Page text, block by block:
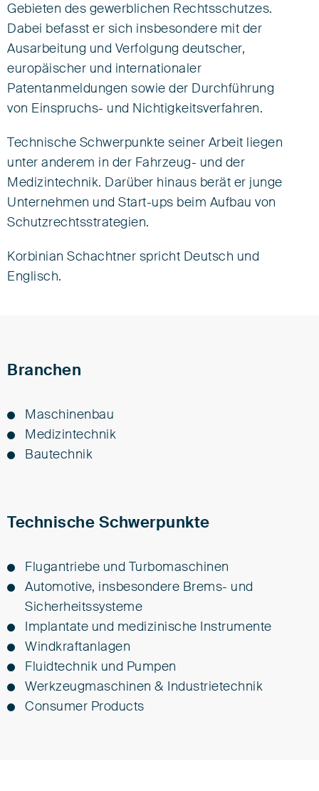
Gebieten des gewerblichen Rechtsschutzes.
Dabei befasst er sich insbesondere mit der
Ausarbeitung und Verfolgung deutscher,
europäischer und internationaler
Patentanmeldungen sowie der Durchführung
von Einspruchs- und Nichtigkeitsverfahren.
Technische Schwerpunkte seiner Arbeit liegen
unter anderem in der Fahrzeug- und der
Medizintechnik. Darüber hinaus berät er junge
Unternehmen und Start-ups beim Aufbau von
Schutzrechtsstrategien.
Korbinian Schachtner spricht Deutsch und
Englisch.
Patentanwalt
European Patent Attorney
European Trade Mark and Design Attorney
Vertreter vor dem UPC
Senior Associate
kschachtner@eisenfuhr.com

vCard herunterladen ›
Eisenführ Speiser
Gollierstraße 4
Branchen
Ma­schi­nen­bau
Me­diz­in­tech­nik
Bau­tech­nik
Technische Schwerpunkte
Flugantriebe und Turbomaschinen
Automotive, insbesondere Brems- und
Sicherheitssysteme
Implantate und medizinische Instrumente
Windkraftanlagen
Fluidtechnik und Pumpen
Werkzeugmaschinen & Industrietechnik
Consumer Products